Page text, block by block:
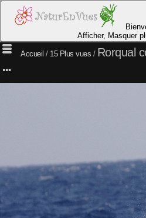
Afficher, Masquer
Accueil / 15 Plus vues / Rorqual